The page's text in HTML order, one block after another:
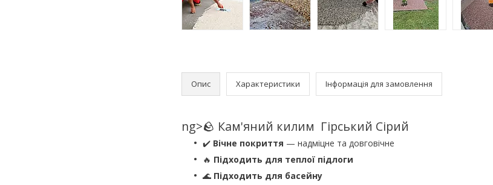
Опис Характеристики Інформація для замовлення
ng>🪨 Кам'яний килим Гірський Сірий
✔️ Вічне покриття — надміцне та довговічне
🔥 Підходить для теплої підлоги
🌊 Підходить для басейну